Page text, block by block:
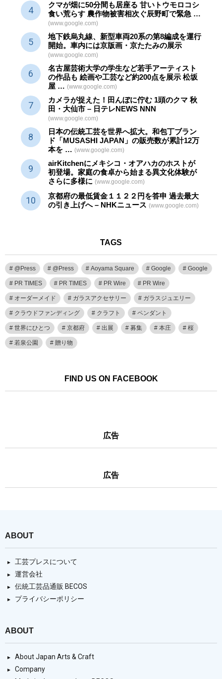
クマが畑に50分間も居座る 甘いトウモロコシ
食い荒らす 農作物被害相次ぐ辰野町で緊急 …
(www.google.com)
地下鉄烏丸線、新型車両20系の第8編成を運行
開始。車内には京版画・京たたみの展示
(www.google.com)
名古屋芸術大学の学生など若手アーティスト
の作品も 絵画や工芸など約200点を展示 松坂
屋 … (www.google.com)
カメラが捉えた！田んぼに佇む 1頭のクマ 秋
田・大仙市 – 日テレNEWS NNN
(www.google.com)
日本の伝統工芸を世界へ拡大。和包丁ブラン
ド「MUSASHI JAPAN」の販売数が累計12万
本を … (www.google.com)
airKitchenにメキシコ・オアハカのホストが
初登場。家庭の食卓から始まる異文化体験が
さらに多様に (www.google.com)
京都府の最低賃金１１２２円を答申 過去最大
の引き上げへ – NHKニュース (www.google.com)
TAGS
@Press @Press Aoyama Square Google Google
PR TIMES PR TIMES PR Wire PR Wire
オーダーメイド ガラスアクセサリー ガラスジュエリー
クラウドファンディング クラフト ペンダント
世界にひとつ 京都府 出展 募集 本庄 桜
若泉公園 贈り物
FIND US ON FACEBOOK
広告
広告
ABOUT
工芸プレスについて
運営会社
伝統工芸品通販 BECOS
プライバシーポリシー
ABOUT
About Japan Arts & Craft
Company